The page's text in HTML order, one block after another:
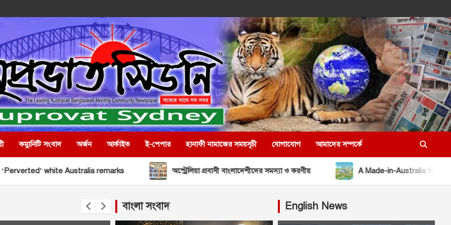
কম্যুনিটি সংবাদ অর্জন আর্কাইভ ই-পেপার হানাফী নামাজের সময়সূচী যোগাযোগ আমাদের সম্পর্কে
Australia remarks অস্ট্রেলিয়া প্রবাসী বাংলাদেশীদের সমস্যা ও করণীয় A Made-in-Australia future: securing
বাংলা সংবাদ English News